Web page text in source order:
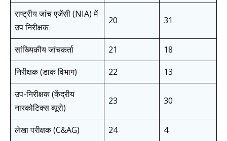
राष्ट्रीय जांच एजेंसी (NIA) में
उप निरीक्षक
20 31
सांख्यिकीय जांचकर्ता 21
18
निरीक्षक (डाक विभाग)
22
13
उप-निरीक्षक (केंद्रीय
नारकोटिक्स ब्यूरो)
23 30
लेखा परीक्षक (C&AG) 24
4